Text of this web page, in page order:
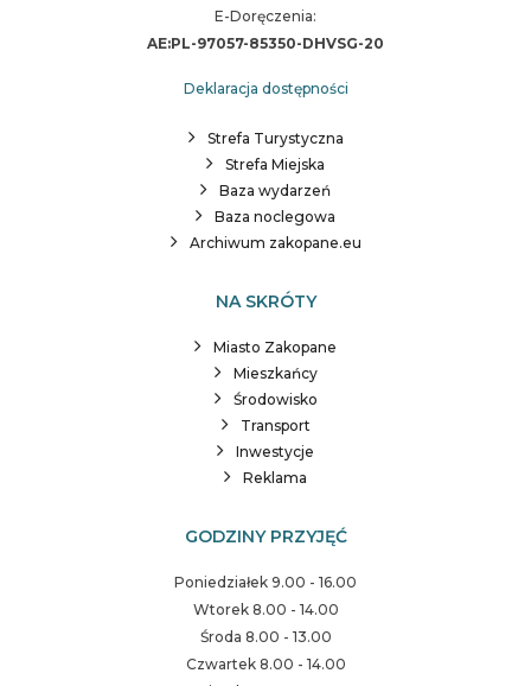
E-Doręczenia:
AE:PL-97057-85350-DHVSG-20
Deklaracja dostępności
Strefa Turystyczna
Strefa Miejska
Baza wydarzeń
Baza noclegowa
Archiwum zakopane.eu
NA SKRÓTY
Miasto Zakopane
Mieszkańcy
Środowisko
Transport
Inwestycje
Reklama
GODZINY PRZYJĘĆ
Poniedziałek 9.00 - 16.00
Wtorek 8.00 - 14.00
Środa 8.00 - 13.00
Czwartek 8.00 - 14.00